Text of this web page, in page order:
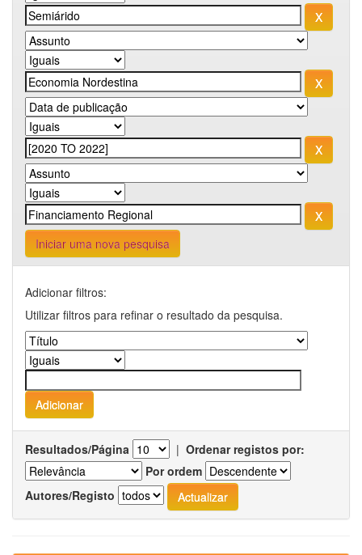
Iniciar uma nova pesquisa
Adicionar filtros:
Utilizar filtros para refinar o resultado da pesquisa.
Resultados/Página | Ordenar registos por:
Por ordem
Autores/Registo